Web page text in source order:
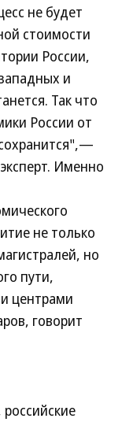
не будет
стоимости
России,
и
Так что
России от
Именно
не только
но
пути,
центрами
говорит